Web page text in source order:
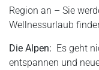
Region an – Sie
Wellnessurlaub
Die Alpen: Es geht
entspannen und